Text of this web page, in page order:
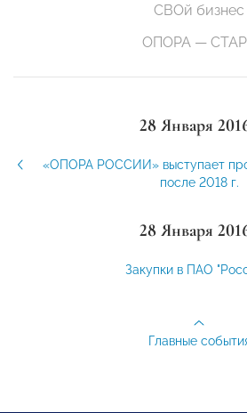
СВОй бизнес
ОПОРА —
28 Января
«ОПОРА РОССИИ» выступает
после 2018 г.
28 Января
Закупки в ПАО
Главные